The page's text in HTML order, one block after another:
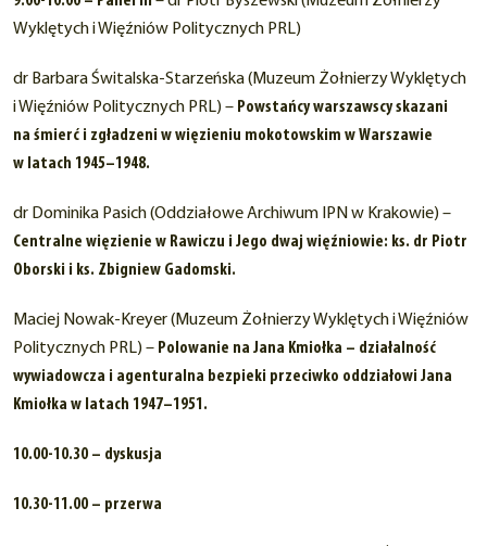
Wyklętych i Więźniów Politycznych PRL)
dr Barbara Świtalska-Starzeńska (Muzeum Żołnierzy Wyklętych
i Więźniów Politycznych PRL) – Powstańcy warszawscy skazani
na śmierć i zgładzeni w więzieniu mokotowskim w Warszawie
w latach 1945–1948.
dr Dominika Pasich (Oddziałowe Archiwum IPN w Krakowie) –
Centralne więzienie w Rawiczu i Jego dwaj więźniowie: ks. dr Piotr
Oborski i ks. Zbigniew Gadomski.
Maciej Nowak-Kreyer (Muzeum Żołnierzy Wyklętych i Więźniów
Politycznych PRL) – Polowanie na Jana Kmiołka – działalność
wywiadowcza i agenturalna bezpieki przeciwko oddziałowi Jana
Kmiołka w latach 1947–1951.
10.00-10.30 – dyskusja
10.30-11.00 – przerwa